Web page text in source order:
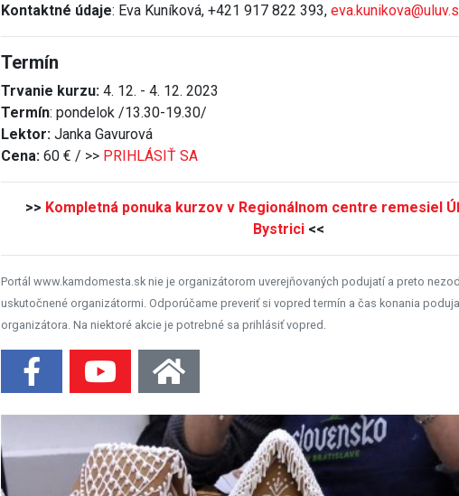
Kontaktné údaje: Eva Kuníková, +421 917 822 393,
Termín
Trvanie kurzu: 4. 12. - 4. 12. 2023
Termín: pondelok /13.30-19.30/
Lektor: Janka Gavurová
Cena: 60 € / >> PRIHLÁSIŤ SA
>> Kompletná ponuka kurzov v Regionálnom centre remesiel
Bystrici <<
Portál www.kamdomesta.sk nie je organizátorom uverejňovaných podujatí a preto
uskutočnené organizátormi. Odporúčame preveriť si vopred termín a čas konania
organizátora. Na niektoré akcie je potrebné sa prihlásiť vopred.